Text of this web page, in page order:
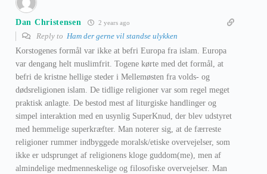
Dan Christensen 2 years ago
Reply to Ham der gerne vil standse ulykken
Korstogenes formål var ikke at befri Europa fra islam. Europa
var dengang helt muslimfrit. Togene kørte med det formål, at
befri de kristne hellige steder i Mellemøsten fra volds- og
dødsreligionen islam. De tidlige religioner var som regel meget
praktisk anlagte. De bestod mest af liturgiske handlinger og
simpel interaktion med en usynlig SuperKnud, der blev udstyret
med hemmelige superkræfter. Man noterer sig, at de færreste
religioner rummer indbyggede moralsk/etiske overvejelser, som
ikke er udsprunget af religionens kloge guddom(me), men af
almindelige medmenneskelige og filosofiske overvejelser. Man